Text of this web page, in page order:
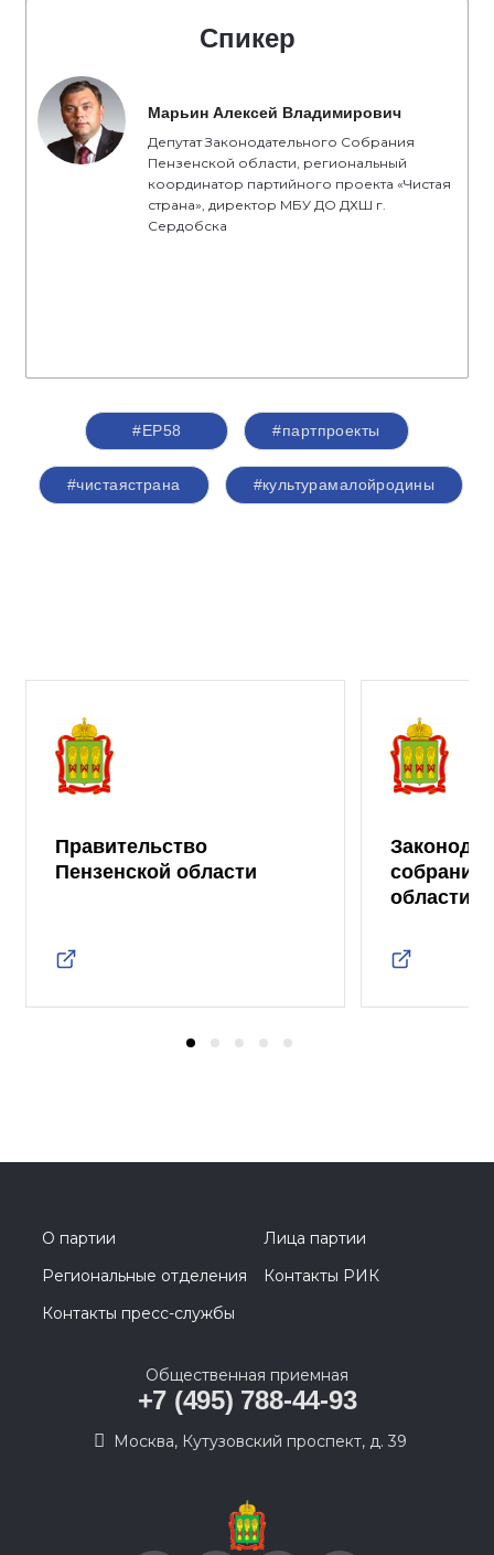
Спикер
Марьин Алексей Владимирович
Депутат Законодательного Собрания
Пензенской области, региональный
координатор партийного проекта «Чистая
страна», директор МБУ ДО ДХШ г.
Сердобска
#ЕР58 #партпроекты
#чистаястрана #культурамалойродины
Правительство
Пензенской области
собрание
области
О партии
Лица партии
Региональные отделения
Контакты РИК
Контакты пресс-службы
Общественная приемная
+7 (495) 788-44-93
Москва, Кутузовский проспект, д. 39